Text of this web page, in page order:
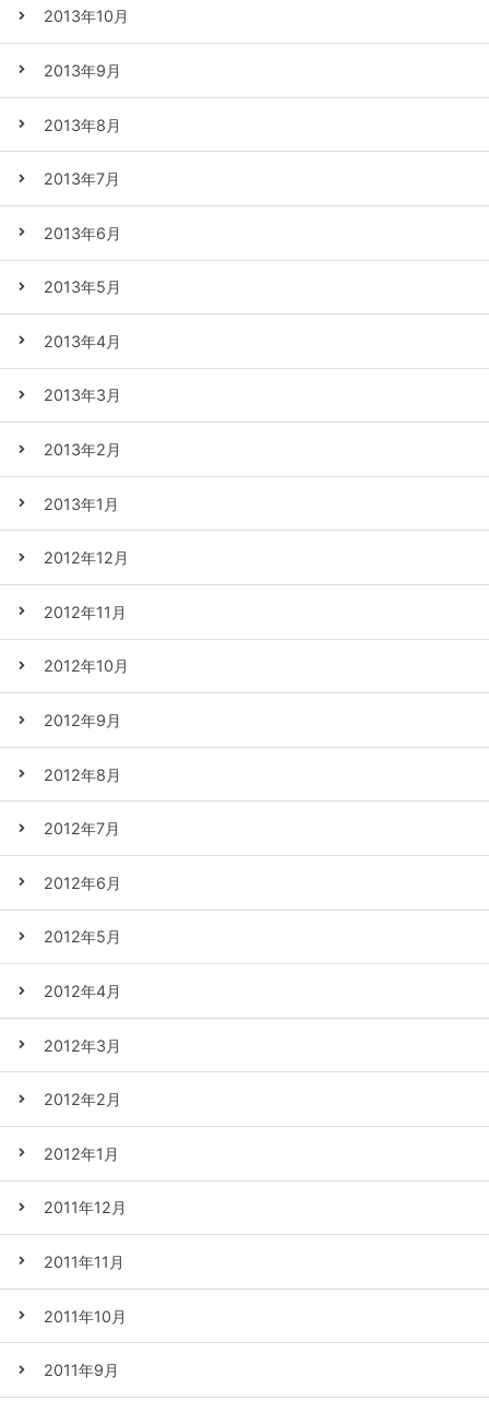
2013年10月
2013年9月
2013年8月
2013年7月
2013年6月
2013年5月
2013年4月
2013年3月
2013年2月
2013年1月
2012年12月
2012年11月
2012年10月
2012年9月
2012年8月
2012年7月
2012年6月
2012年5月
2012年4月
2012年3月
2012年2月
2012年1月
2011年12月
2011年11月
2011年10月
2011年9月